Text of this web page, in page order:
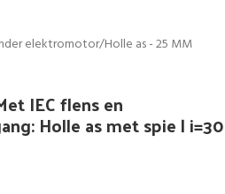
elektromotor/Holle as - 25 MM
IEC flens en
Holle as met spie | i=30